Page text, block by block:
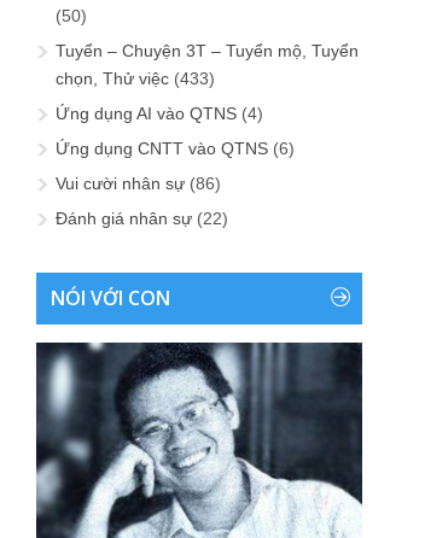
(50)
Tuyển – Chuyện 3T – Tuyển mộ, Tuyển
chọn, Thử việc (433)
Ứng dụng AI vào QTNS (4)
Ứng dụng CNTT vào QTNS (6)
Vui cười nhân sự (86)
Đánh giá nhân sự (22)
NÓI VỚI CON